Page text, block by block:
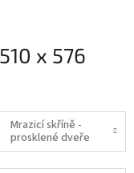
x 576
Mrazicí skříně -
prosklené dveře